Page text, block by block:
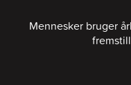
Mennesker bruger